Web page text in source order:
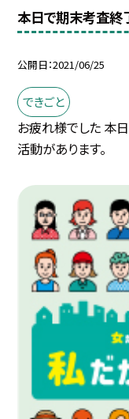
本日で期末考査終
公開日 2021/06/25
できごと
お疲れ様でした 本
活動があります。